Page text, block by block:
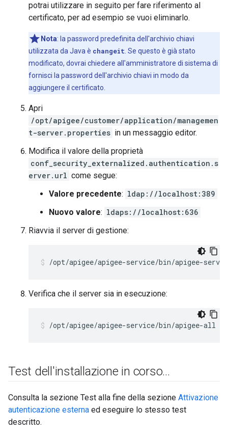
potrai utilizzare in seguito per fare riferimento al
certificato, per ad esempio se vuoi eliminarlo.
Nota: la password predefinita dell'archivio chiavi
utilizzata da Java è changeit . Se questo è già stato
modificato, dovrai chiedere all'amministratore di sistema di
fornisci la password dell'archivio chiavi in modo da
aggiungere il certificato.
Apri
/opt/apigee/customer/application/managemen
t-server.properties in un messaggio editor.
Modifica il valore della proprietà
conf_security_externalized.authentication.s
erver.url come segue:
Valore precedente: ldap://localhost:389
Nuovo valore: ldaps://localhost:636
Riavvia il server di gestione:
/opt/apigee/apigee-service/bin/apigee-
Verifica che il server sia in esecuzione:
/opt/apigee/apigee-service/bin/apigee-all
Test dell'installazione in corso...
Consulta la sezione Test alla fine della sezione Attivazione
autenticazione esterna ed eseguire lo stesso test
descritto.